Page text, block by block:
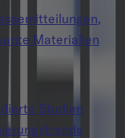
Materialien
Studien